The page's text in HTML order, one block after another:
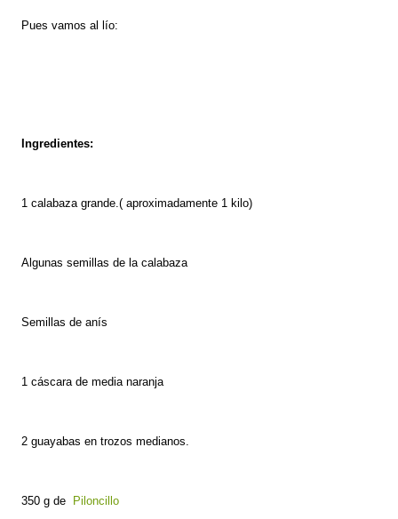
Pues vamos al lío:
Ingredientes:
1 calabaza grande.( aproximadamente 1 kilo)
Algunas semillas de la calabaza
Semillas de anís
1 cáscara de media naranja
2 guayabas en trozos medianos.
350 g de Piloncillo